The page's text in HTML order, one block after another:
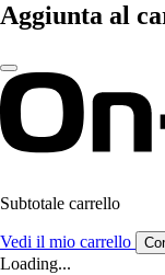
Aggiunta al
Subtotale carrello
Vedi il mio carrello
Loading...